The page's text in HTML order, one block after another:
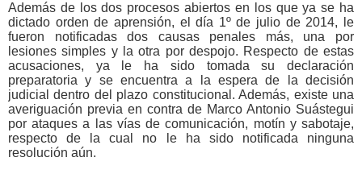
Además de los dos procesos abiertos en los que ya se ha
dictado orden de aprensión, el día 1º de julio de 2014, le
fueron notificadas dos causas penales más, una por
lesiones simples y la otra por despojo. Respecto de estas
acusaciones, ya le ha sido tomada su declaración
preparatoria y se encuentra a la espera de la decisión
judicial dentro del plazo constitucional. Además, existe una
averiguación previa en contra de Marco Antonio Suástegui
por ataques a las vías de comunicación, motín y sabotaje,
respecto de la cual no le ha sido notificada ninguna
resolución aún.